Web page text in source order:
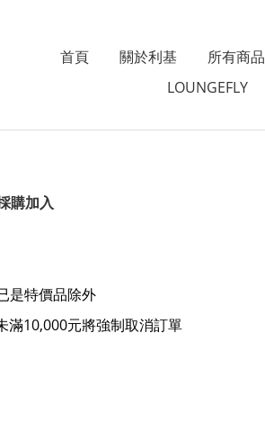
首頁 關於利基 所有商品
LOUNGEFLY
購加入
是特價品除外
滿10,000元將強制取消訂單